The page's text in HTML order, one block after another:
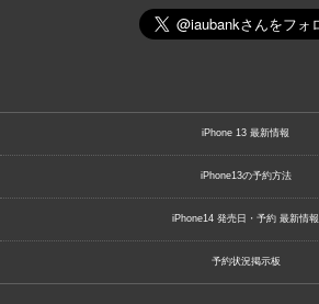
iPhone 13 最新情報
iPhone13の予約方法
iPhone14 発売日・予約 最新情報
予約状況掲示板